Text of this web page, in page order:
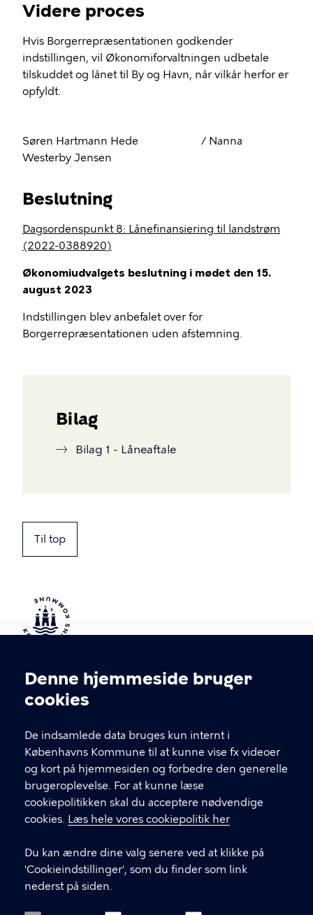
Cookieindstillinger
Denne hjemmeside bruger
cookies
De indsamlede data bruges kun internt i
Københavns Kommune til at kunne vise fx videoer
og kort på hjemmesiden og forbedre den generelle
brugeroplevelse. For at kunne læse
cookiepolitikken skal du acceptere nødvendige
cookies. Læs hele vores cookiepolitik her
Du kan ændre dine valg senere ved at klikke på
'Cookieindstillinger', som du finder som link
nederst på siden.
Videre proces
Hvis Borgerrepræsentationen godkender
indstillingen, vil Økonomiforvaltningen udbetale
tilskuddet og lånet til By og Havn, når vilkår herfor er
opfyldt.
Søren Hartmann Hede
/ Nanna
Westerby Jensen
Beslutning
Dagsordenspunkt 8: Lånefinansiering til landstrøm
(2022-0388920)
Økonomiudvalgets beslutning i mødet den 15.
august 2023
Indstillingen blev anbefalet over for
Borgerrepræsentationen uden afstemning.
Bilag
Bilag 1 - Låneaftale
Til top
Kontakt Københavns Kommune
T
fFind andre kontakter her
CVR-nummer64942212
GENVEJE
Digital Post
Databeskyttelse